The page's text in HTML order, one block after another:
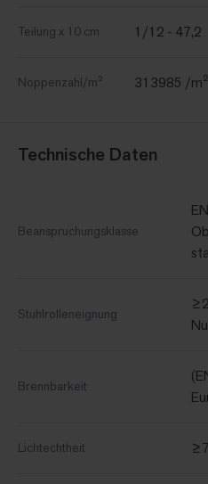
Teilung x 10 cm 1/12 - 47,2
Noppenzahl/m² 313985 /
Technische Daten
Beanspruchungsklasse
Stuhlrolleneignung
Brennbarkeit
Lichtechtheit